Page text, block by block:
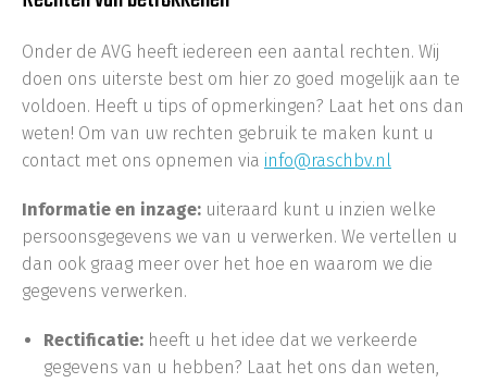
Onder de AVG heeft iedereen een aantal rechten. Wij
doen ons uiterste best om hier zo goed mogelijk aan te
voldoen. Heeft u tips of opmerkingen? Laat het ons dan
weten! Om van uw rechten gebruik te maken kunt u
contact met ons opnemen via info@raschbv.nl
Informatie en inzage: uiteraard kunt u inzien welke
persoonsgegevens we van u verwerken. We vertellen u
dan ook graag meer over het hoe en waarom we die
gegevens verwerken.
Rectificatie: heeft u het idee dat we verkeerde
gegevens van u hebben? Laat het ons dan weten,